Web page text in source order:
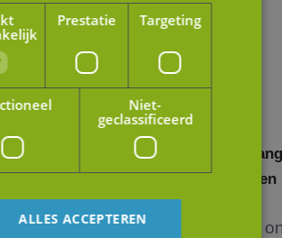
ogen: het verschil
en financiële kopers
nadenkt over de
in
Het
Prestatie Targeting
Niet-
geclassificeerd
ALLES ACCEPTEREN